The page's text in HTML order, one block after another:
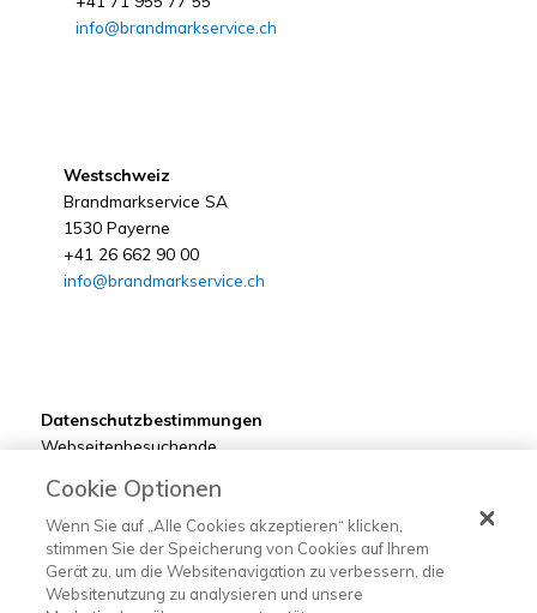
info@brandmarkservice.ch
Westschweiz
Brandmarkservice SA
1530 Payerne
+41 26 662 90 00
info@brandmarkservice.ch
Datenschutzbestimmungen
Webseitenbesuchende
Bewerber
Lieferanten
Cookie Optionen
Wenn Sie auf „Alle Cookies akzeptieren“ klicken,
stimmen Sie der Speicherung von Cookies auf Ihrem
Gerät zu, um die Websitenavigation zu verbessern, die
Websitenutzung zu analysieren und unsere